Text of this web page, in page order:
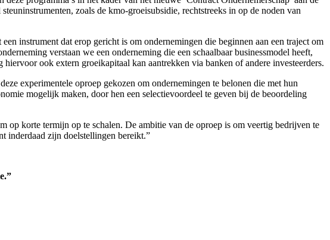
zoals de kmo-groeisubsidie, rechtstreeks in op de noden van
instrument dat erop gericht is om ondernemingen die beginnen aan een traject om
verstaan we een onderneming die een schaalbaar businessmodel heeft,
ook extern groeikapitaal kan aantrekken via banken of andere investeerders.
experimentele oproep gekozen om ondernemingen te belonen die met hun
mogelijk maken, door hen een selectievoordeel te geven bij de beoordeling
op korte termijn op te schalen. De ambitie van de oproep is om veertig bedrijven te
inderdaad zijn doelstellingen bereikt.”